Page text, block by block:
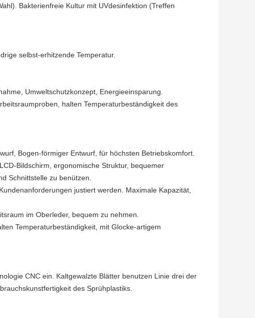
Bakterienfreie Kultur mit UVdesinfektion (Treffen
selbst-erhitzende Temperatur.
Umweltschutzkonzept, Energieeinsparung.
halten Temperaturbeständigkeit des
Bogen-förmiger Entwurf, für höchsten Betriebskomfort.
Bildschirm, ergonomische Struktur, bequemer
Schnittstelle zu benützen.
justiert werden. Maximale Kapazität,
im Oberleder, bequem zu nehmen.
Temperaturbeständigkeit, mit Glocke-artigem
CNC ein. Kaltgewalzte Blätter benutzen Linie drei der
des Sprühplastiks.